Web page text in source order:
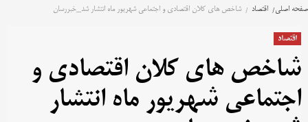
صفحه اصلی اقتصاد شاخص های کلان اقتصادی و اجتماعی شهریور ماه انتشار شد_خبررسان
اقتصاد
شاخص های کلان اقتصادی و
اجتماعی شهریور ماه انتشار